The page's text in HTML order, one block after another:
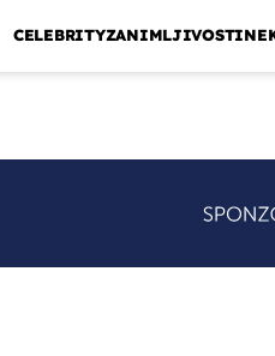
CELEBRITYZANIMLJIVOSTI